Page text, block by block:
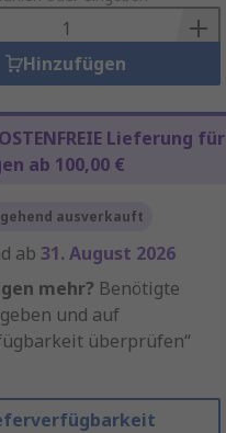
Hinzufügen
Lieferung für
ab 100,00 €
ausverkauft
ab 31. August 2026
mehr? Benötigte
und auf
überprüfen“